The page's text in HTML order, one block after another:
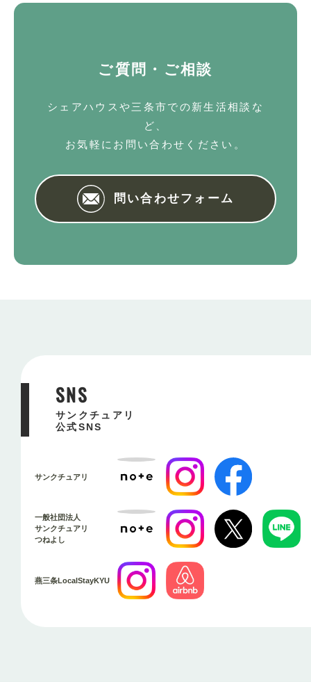
ご質問・ご相談
シェアハウスや三条市での新生活相談な
ど、
お気軽にお問い合わせください。
問い合わせフォーム
SNS
サンクチュアリ
公式SNS
サンクチュアリ
一般社団法人
サンクチュアリ
つねよし
燕三条LocalStayKYU